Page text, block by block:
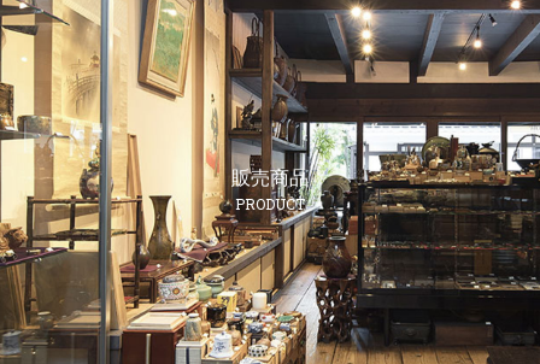
販売商品
PRODUCT